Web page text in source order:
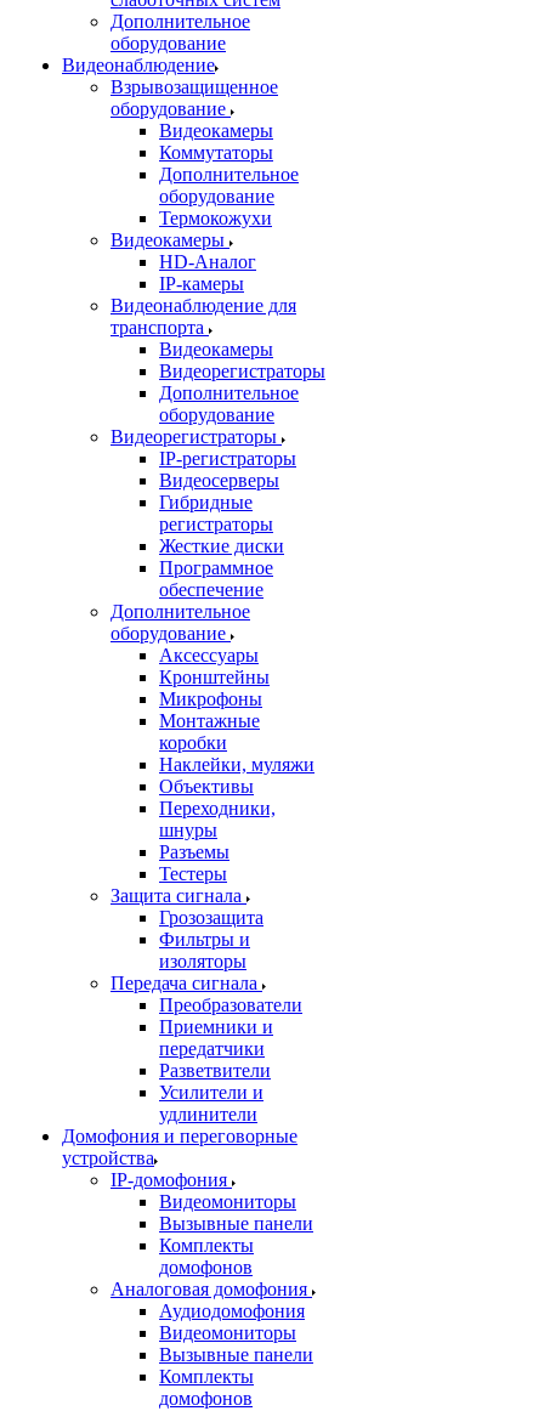
Дополнительное
оборудование
Видеонаблюдение
Взрывозащищенное
оборудование
Видеокамеры
Коммутаторы
Дополнительное
оборудование
Термокожухи
Видеокамеры
HD-Аналог
IP-камеры
Видеонаблюдение для
транспорта
Видеокамеры
Видеорегистраторы
Дополнительное
оборудование
Видеорегистраторы
IP-регистраторы
Видеосерверы
Гибридные
регистраторы
Жесткие диски
Программное
обеспечение
Дополнительное
оборудование
Аксессуары
Кронштейны
Микрофоны
Монтажные
коробки
Наклейки, муляжи
Объективы
Переходники,
шнуры
Разъемы
Тестеры
Защита сигнала
Грозозащита
Фильтры и
изоляторы
Передача сигнала
Преобразователи
Приемники и
передатчики
Разветвители
Усилители и
удлинители
Домофония и переговорные
устройства
IP-домофония
Видеомониторы
Вызывные панели
Комплекты
домофонов
Аналоговая домофония
Аудиодомофония
Видеомониторы
Вызывные панели
Комплекты
домофонов